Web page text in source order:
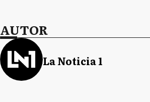
AUTOR
La Noticia 1